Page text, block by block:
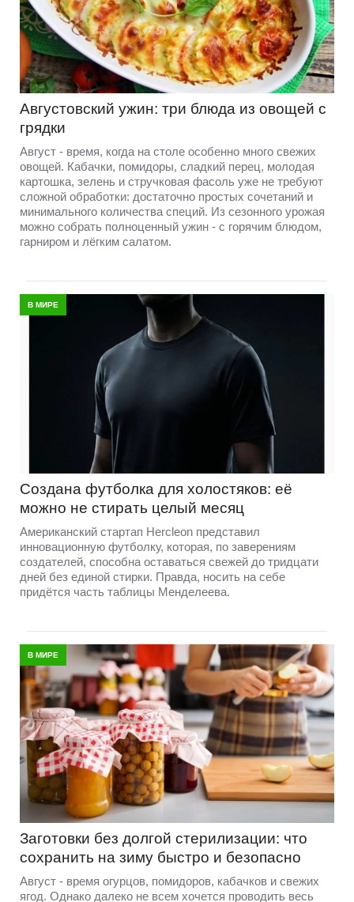
Августовский ужин: три блюда из овощей с
грядки
Август - время, когда на столе особенно много свежих
овощей. Кабачки, помидоры, сладкий перец, молодая
картошка, зелень и стручковая фасоль уже не требуют
сложной обработки: достаточно простых сочетаний и
минимального количества специй. Из сезонного урожая
можно собрать полноценный ужин - с горячим блюдом,
гарниром и лёгким салатом.
В МИРЕ
Создана футболка для холостяков: её
можно не стирать целый месяц
Американский стартап Hercleon представил
инновационную футболку, которая, по заверениям
создателей, способна оставаться свежей до тридцати
дней без единой стирки. Правда, носить на себе
придётся часть таблицы Менделеева.
В МИРЕ
Заготовки без долгой стерилизации: что
сохранить на зиму быстро и безопасно
Август - время огурцов, помидоров, кабачков и свежих
ягод. Однако далеко не всем хочется проводить весь